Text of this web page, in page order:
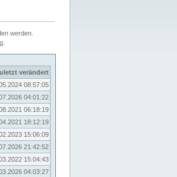
werden.
verändert
08:57:05
04:01:22
06:18:19
18:12:19
15:06:09
21:42:52
15:04:43
04:03:27